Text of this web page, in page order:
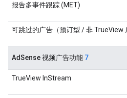
报告多事件跟踪 (MET)
可跳过的广告（预订型 / 非 TrueView
AdSense 视频广告功能 7
TrueView InStream